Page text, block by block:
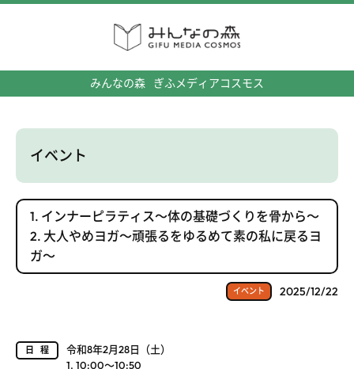
みんなの森 ぎふメディアコスモス
イベント
1. インナーピラティス～体の基礎づくりを骨から～
2. 大人やめヨガ～頑張るをゆるめて素の私に戻るヨ
ガ～
イベント 2025/12/22
日程
令和8年2月28日（土）
1. 10:00～10:50